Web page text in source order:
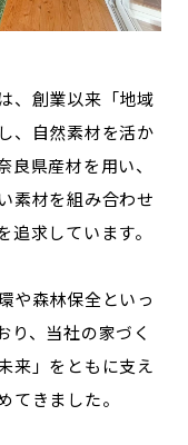
、創業以来「地域
、自然素材を活か
県産材を用い、
素材を組み合わせ
求しています。
や森林保全といっ
り、当社の家づく
来」をともに支え
てきました。